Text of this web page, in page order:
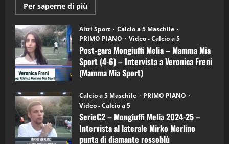
Per saperne di più
informazioni
Post-
gara
Mongiuffi
Melia
–
Mamma
Mia
Sport
6)
–
Intervista
a
mister
Arturo
Carciotto
(Mongiuffi
Altri Sport
Calcio a 5 Maschile
PRIMO PIANO
Video - Calcio a 5
Post-gara Mongiuffi Melia – Mamma Mia
Sport (4-6) – Intervista a Veronica Freni
(Mamma Mia Sport)
Calcio a 5 Maschile
PRIMO PIANO
Video - Calcio a 5
SerieC2 – Mongiuffi Melia 2024-25 –
Intervista al laterale Mirko Merlino
punta di diamante rossoblù
3
"SportEmpire" in Podcast
“SportEmpire” in Podcast: 28^ Puntata
(Martedi 21 Aprile 2026)
21/04/2026
4
“SportEmpire” in Podcast: 27^ Puntata
(Martedi 14 Aprile 2026)
15/04/2026